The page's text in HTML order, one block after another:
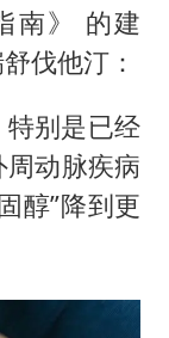
南》 的建
伐他汀：
特别是已经
动脉疾病
醇”降到更